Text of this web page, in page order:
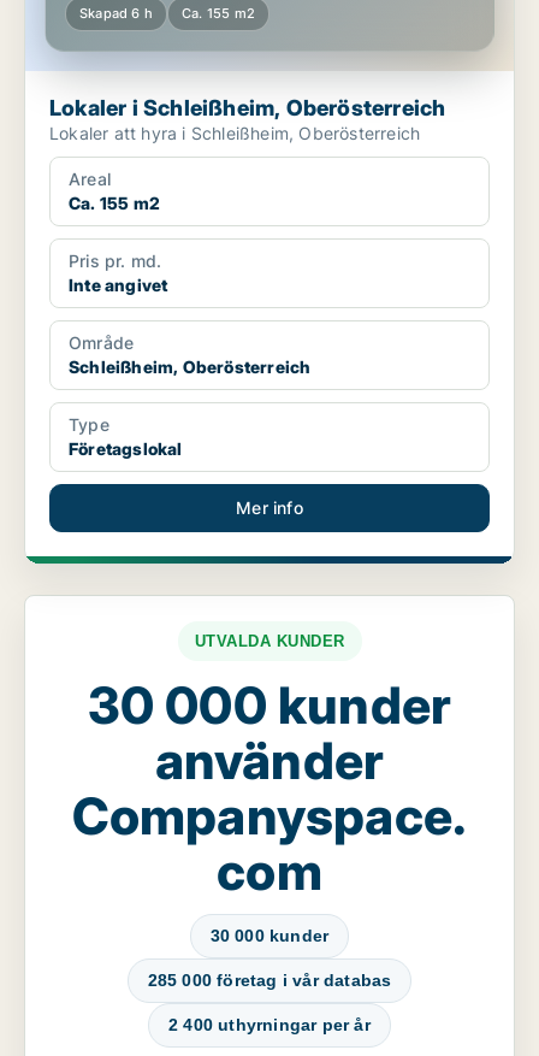
Skapad 6 h Ca. 155 m2
Lokaler i Schleißheim, Oberösterreich
Lokaler att hyra i Schleißheim, Oberösterreich
Areal
Ca. 155 m2
Pris pr. md.
Inte angivet
Område
Schleißheim, Oberösterreich
Type
Företagslokal
Mer info
UTVALDA KUNDER
30 000 kunder
använder
Companyspace.
com
30 000 kunder
285 000 företag i vår databas
2 400 uthyrningar per år